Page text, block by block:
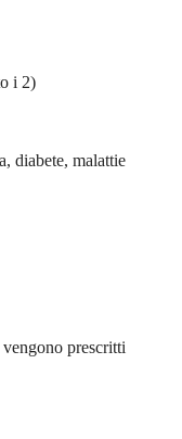
i 2)
diabete, malattie
prescritti